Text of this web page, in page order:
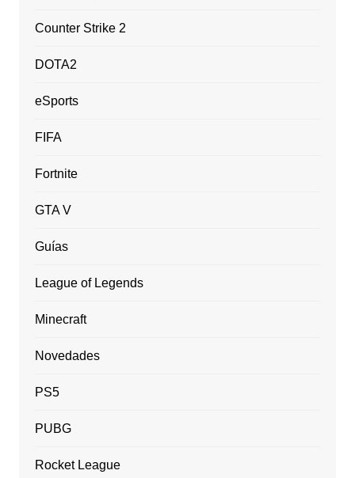
Counter Strike 2
DOTA2
eSports
FIFA
Fortnite
GTA V
Guías
League of Legends
Minecraft
Novedades
PS5
PUBG
Rocket League